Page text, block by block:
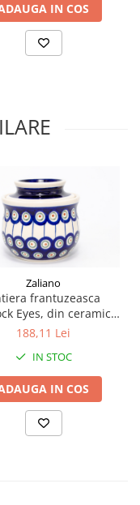
IN COS
Zaliano
frantuzeasca
Eyes, din ceramica
pictata manual,
188,11 Lei
IN STOC
IN COS